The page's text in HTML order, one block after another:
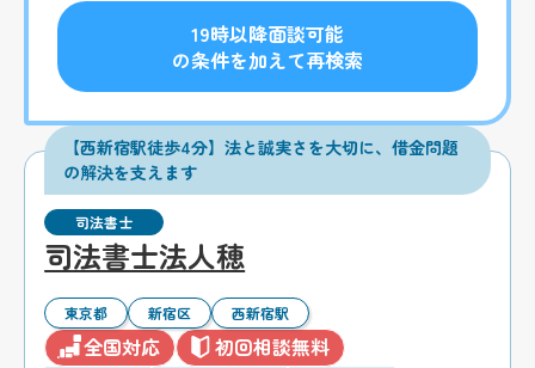
19時以降面談可能
の条件を加えて再検索
【西新宿駅徒歩4分】法と誠実さを大切に、借金問題
の解決を支えます
司法書士
司法書士法人穂
東京都 新宿区 西新宿駅
全国対応 初回相談無料